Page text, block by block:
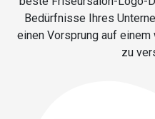
Bedürfnisse Ihres
einen Vorsprung auf
zu